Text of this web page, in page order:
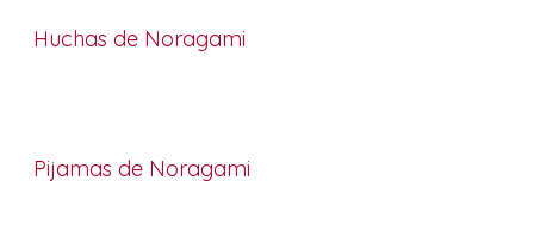
Huchas de Noragami
Pijamas de Noragami